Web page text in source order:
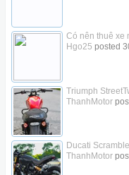
Có nên thuê xe
Hgo25 posted
Triumph
ThanhMotor
Ducati
ThanhMotor